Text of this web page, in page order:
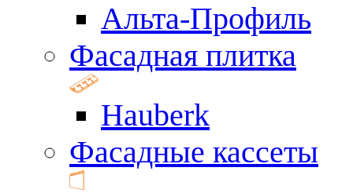
Альта-Профиль
Фасадная плитка
Hauberk
Фасадные кассеты